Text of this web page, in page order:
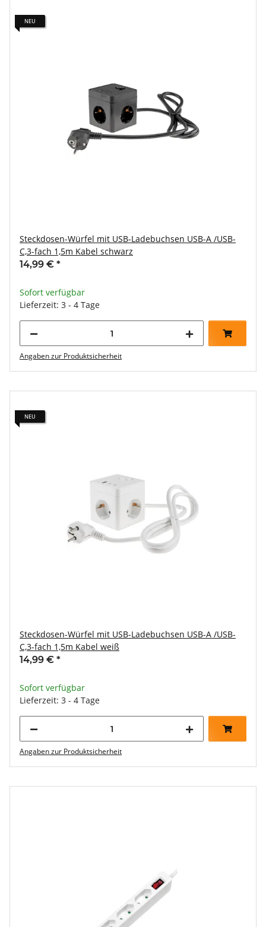
NEU
Steckdosen-Würfel mit USB-Ladebuchsen USB-A /USB-
C,3-fach 1,5m Kabel schwarz
14,99 € *
Sofort verfügbar
Lieferzeit: 3 - 4 Tage
Angaben zur Produktsicherheit
NEU
Steckdosen-Würfel mit USB-Ladebuchsen USB-A /USB-
C,3-fach 1,5m Kabel weiß
14,99 € *
Sofort verfügbar
Lieferzeit: 3 - 4 Tage
Angaben zur Produktsicherheit